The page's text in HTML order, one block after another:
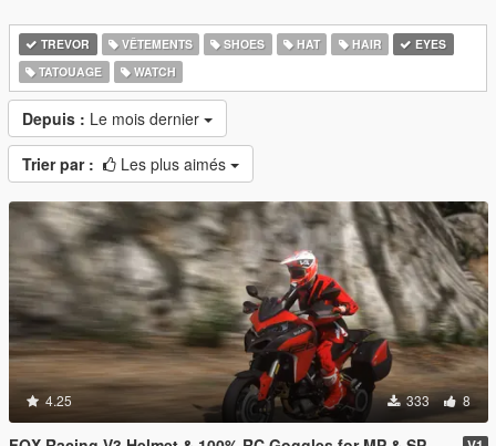
TREVOR VÊTEMENTS SHOES HAT HAIR
EYES
TATOUAGE
WATCH
Depuis : Le mois dernier
Trier par : Les plus aimés
4.25 333 8